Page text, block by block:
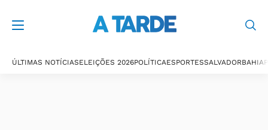
ÚLTIMAS NOTÍCIASELEIÇÕES 2026POLÍTICAESPORTESSALVADORBAHIA